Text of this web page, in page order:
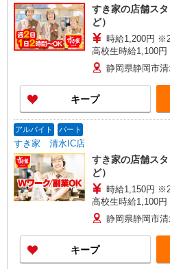
すき家の店舗ス
ど）
時給1,200円
高校生時給1,100
＋150円
静岡県静岡市
キープ
アルバイト パート
すき家 清水IC店
すき家の店舗ス
ど）
時給1,150円
高校生時給1,100
＋150円
静岡県静岡市
キープ